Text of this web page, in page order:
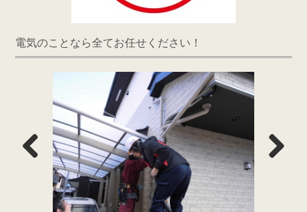
電気のことなら全てお任せください！
Previous